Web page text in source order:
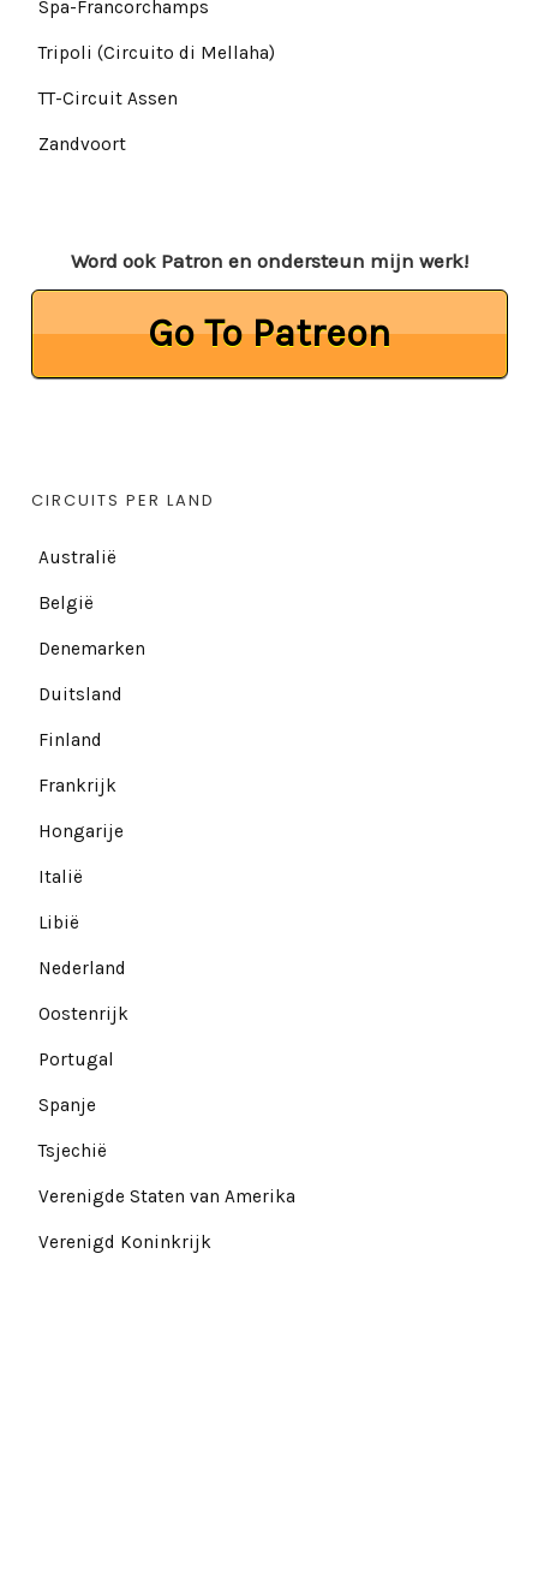
Spa-Francorchamps
Tripoli (Circuito di Mellaha)
TT-Circuit Assen
Zandvoort
Word ook Patron en ondersteun mijn werk!
Go To Patreon
CIRCUITS PER LAND
Australië
België
Denemarken
Duitsland
Finland
Frankrijk
Hongarije
Italië
Libië
Nederland
Oostenrijk
Portugal
Spanje
Tsjechië
Verenigde Staten van Amerika
Verenigd Koninkrijk